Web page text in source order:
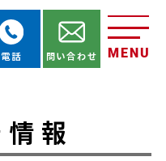
MENU
電話 問い合わせ
報